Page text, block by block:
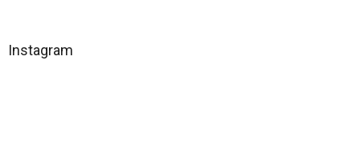
Instagram